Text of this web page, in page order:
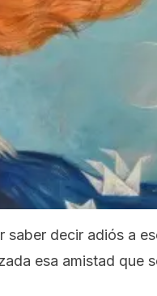
saber decir adiós a
esa amistad que